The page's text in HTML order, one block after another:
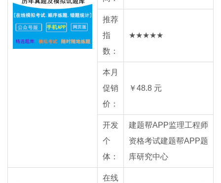
推荐
指
数：
★★★★★
本月
促销
价：
￥48.8 元
开发
个
体：
建题帮APP监理工程师
资格考试建题帮APP题
库研究中心
在线